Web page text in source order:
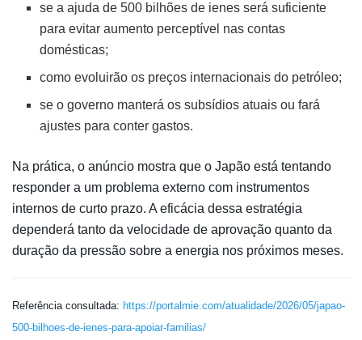
se a ajuda de 500 bilhões de ienes será suficiente
para evitar aumento perceptível nas contas
domésticas;
como evoluirão os preços internacionais do petróleo;
se o governo manterá os subsídios atuais ou fará
ajustes para conter gastos.
Na prática, o anúncio mostra que o Japão está tentando
responder a um problema externo com instrumentos
internos de curto prazo. A eficácia dessa estratégia
dependerá tanto da velocidade de aprovação quanto da
duração da pressão sobre a energia nos próximos meses.
Referência consultada: https://portalmie.com/atualidade/2026/05/japao-
500-bilhoes-de-ienes-para-apoiar-familias/